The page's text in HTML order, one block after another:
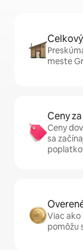
meste
Ceny
Ceny
sa
Viac ako
pomôžu